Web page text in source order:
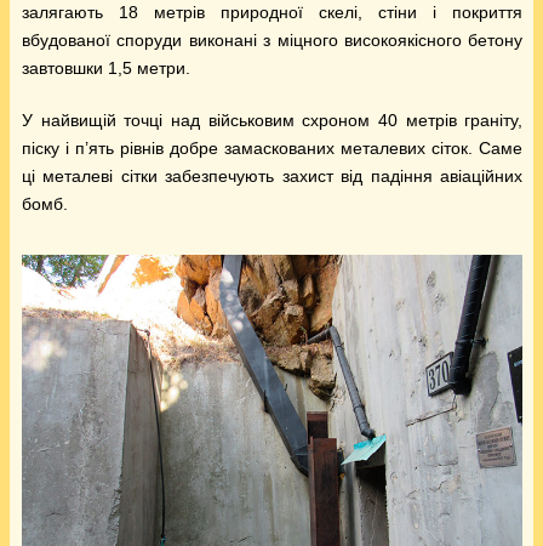
залягають 18 метрів природної скелі, стіни і покриття
вбудованої споруди виконані з міцного високоякісного бетону
завтовшки 1,5 метри.
У найвищій точці над військовим схроном 40 метрів граніту,
піску і п’ять рівнів добре замаскованих металевих сіток. Саме
ці металеві сітки забезпечують захист від падіння авіаційних
бомб.